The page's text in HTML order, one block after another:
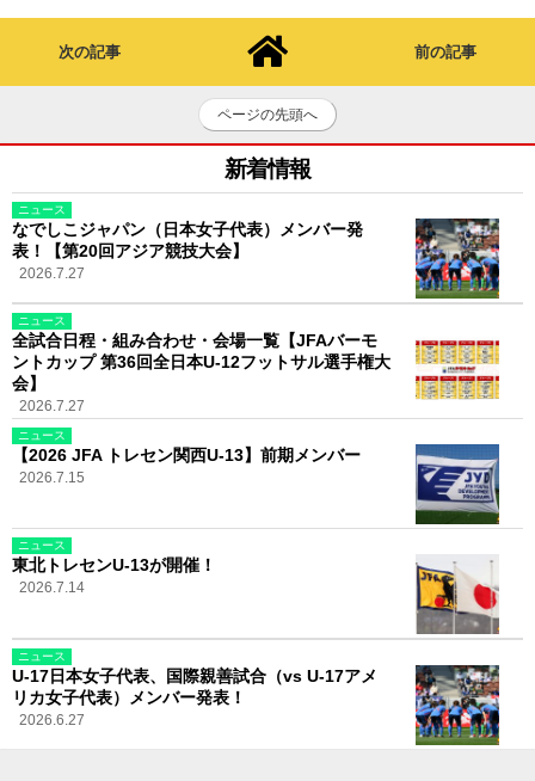
次の記事 前の記事
ページの先頭へ
新着情報
ニュース
なでしこジャパン（日本女子代表）メンバー発
表！【第20回アジア競技大会】
2026.7.27
ニュース
全試合日程・組み合わせ・会場一覧【JFAバーモ
ントカップ 第36回全日本U-12フットサル選手権大
会】
2026.7.27
ニュース
【2026 JFA トレセン関西U-13】前期メンバー
2026.7.15
ニュース
東北トレセンU-13が開催！
2026.7.14
ニュース
U-17日本女子代表、国際親善試合（vs U-17アメ
リカ女子代表）メンバー発表！
2026.6.27